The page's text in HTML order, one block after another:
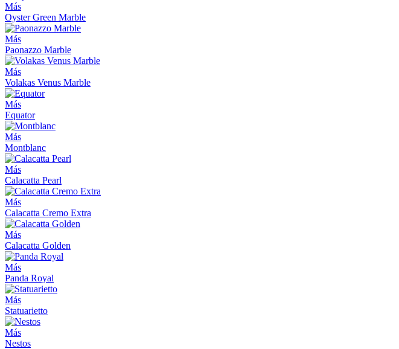
Más
Oyster Green Marble
Más
Paonazzo Marble
Más
Volakas Venus Marble
Más
Equator
Más
Montblanc
Más
Calacatta Pearl
Más
Calacatta Cremo Extra
Más
Calacatta Golden
Más
Panda Royal
Más
Statuarietto
Más
Nestos